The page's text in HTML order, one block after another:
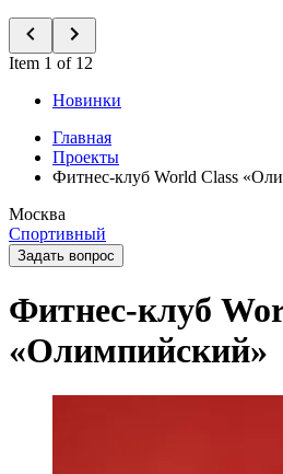
Item 1 of 12
Новинки
Главная
Проекты
Фитнес-клуб World Class
Москва
Спортивный
Задать вопрос
Фитнес-клуб
«Олимпийский»